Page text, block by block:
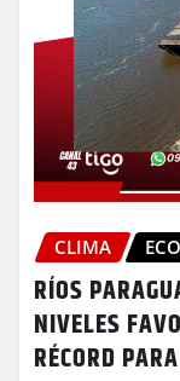
CLIMA
RÍOS
NIVELES
RÉCORD